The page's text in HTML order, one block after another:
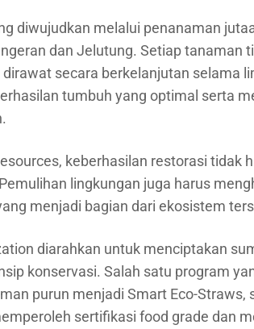
diwujudkan melalui penanaman
dan Jelutung. Setiap tanaman
secara berkelanjutan selama
tumbuh yang optimal serta
keberhasilan restorasi tidak
lingkungan juga harus
menjadi bagian dari ekosistem
diarahkan untuk menciptakan
konservasi. Salah satu program
purun menjadi Smart Eco-Straws,
sertifikasi food grade dan